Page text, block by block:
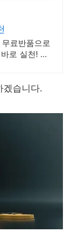
료반품으로
로 실천! 오
겠습니다.